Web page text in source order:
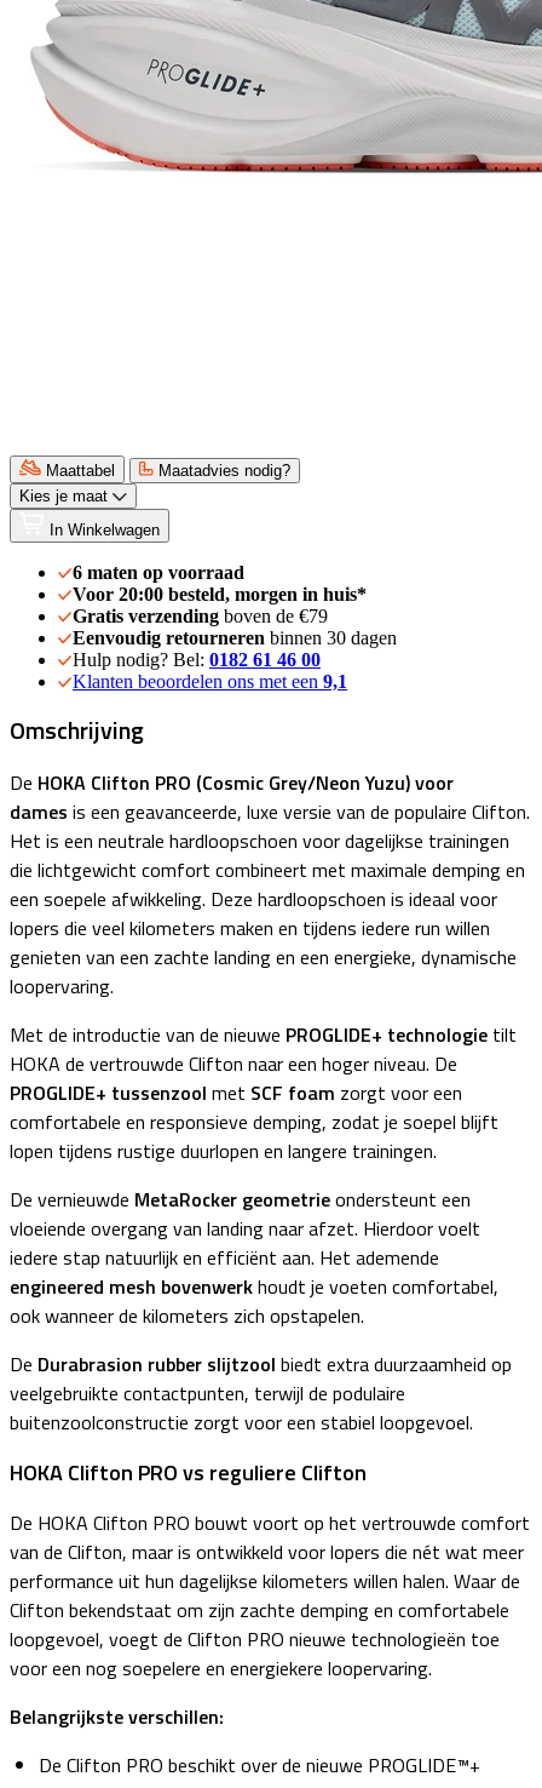
Maattabel
Maatadvies nodig?
Kies je maat
In Winkelwagen
6 maten op voorraad
Voor 20:00 besteld, morgen in huis*
Gratis verzending boven de €79
Eenvoudig retourneren binnen 30 dagen
Hulp nodig? Bel: 0182 61 46 00
Klanten beoordelen ons met een 9,1
Omschrijving
De HOKA Clifton PRO (Cosmic Grey/Neon Yuzu) voor
dames is een geavanceerde, luxe versie van de populaire Clifton.
Het is een neutrale hardloopschoen voor dagelijkse trainingen
die lichtgewicht comfort combineert met maximale demping en
een soepele afwikkeling. Deze hardloopschoen is ideaal voor
lopers die veel kilometers maken en tijdens iedere run willen
genieten van een zachte landing en een energieke, dynamische
loopervaring.
Met de introductie van de nieuwe PROGLIDE+ technologie tilt
HOKA de vertrouwde Clifton naar een hoger niveau. De
PROGLIDE+ tussenzool met SCF foam zorgt voor een
comfortabele en responsieve demping, zodat je soepel blijft
lopen tijdens rustige duurlopen en langere trainingen.
De vernieuwde MetaRocker geometrieondersteunt een
vloeiende overgang van landing naar afzet. Hierdoor voelt
iedere stap natuurlijk en efficiënt aan. Het ademende
engineered mesh bovenwerkhoudt je voeten comfortabel,
ook wanneer de kilometers zich opstapelen.
De Durabrasion rubber slijtzool biedt extra duurzaamheid op
veelgebruikte contactpunten, terwijl de podulaire
buitenzoolconstructie zorgt voor een stabiel loopgevoel.
HOKA Clifton PRO vs reguliere Clifton
De HOKA Clifton PRO bouwt voort op het vertrouwde comfort
van de Clifton, maar is ontwikkeld voor lopers die nét wat meer
performance uit hun dagelijkse kilometers willen halen. Waar de
Clifton bekendstaat om zijn zachte demping en comfortabele
loopgevoel, voegt de Clifton PRO nieuwe technologieën toe
voor een nog soepelere en energiekere loopervaring.
Belangrijkste verschillen:
De Clifton PRO beschikt over de nieuwe PROGLIDE™+